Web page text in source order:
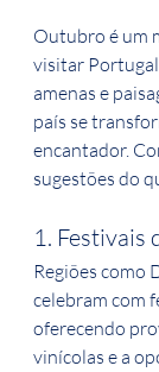
Outubro é um
visitar
amenas e
país se
encantador.
sugestões do
1. Festivais
Regiões como
celebram com
oferecendo
vinícolas e a